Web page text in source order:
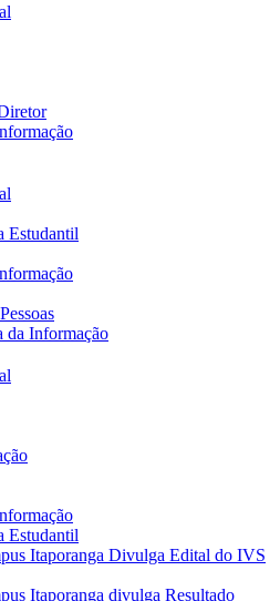
Estudantil
da Informação
Estudantil
Itaporanga Divulga Edital do IVS
Itaporanga divulga Resultado